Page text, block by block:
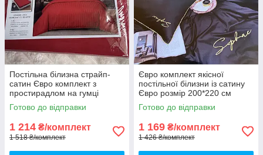
Постільна білизна страйп-
сатин Євро комплект з
простирадлом на гумці
180*200+25см, Тканина -
Бавовна
Готово до відправки
1 214 ₴/комплект
1 518 ₴/комплект
Євро комплект якісної
постільної білизни із сатину
Євро розмір 200*220 см
Готово до відправки
1 169 ₴/комплект
1 426 ₴/комплект